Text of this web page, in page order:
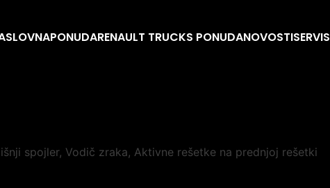
PONUDARENAULT TRUCKS PONUDANOVOSTISERVIS